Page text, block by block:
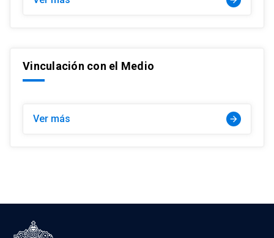
Vinculación con el Medio
Ver más arrow_forward